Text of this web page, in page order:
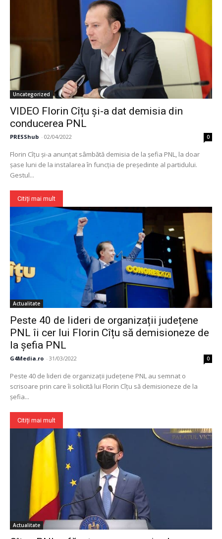
Uncategorized
​VIDEO Florin Cîțu și-a dat demisia din
conducerea PNL
PRESShub - 02/04/2022 0
Florin Cîțu și-a anunțat sâmbătă demisia de la șefia PNL, la doar
șase luni de la instalarea în funcția de președinte al partidului.
Gestul...
Citiți mai mult
Actualitate
Peste 40 de lideri de organizații județene
PNL îi cer lui Florin Cîțu să demisioneze de
la șefia PNL
G4Media.ro - 31/03/2022 0
Peste 40 de lideri de organizații județene PNL au semnat o
scrisoare prin care îi solicită lui Florin Cîțu să demisioneze de la
șefia...
Citiți mai mult
Actualitate